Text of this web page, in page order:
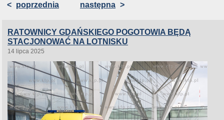
< poprzednia następna >
RATOWNICY GDAŃSKIEGO POGOTOWIA BĘDĄ
STACJONOWAĆ NA LOTNISKU
14 lipca 2025